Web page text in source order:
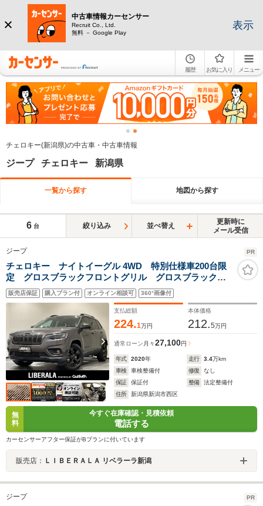
中古車情報カーセンサー
Recruit Co., Ltd.
無料 － Google Play
表示
履歴 お気に入り メニュー
チェロキー(新潟県)の中古車・中古車情報
ジープ チェロキー 新潟県
一覧から探す 地図から探す
6 台 絞り込み 並べ替え
更新時に
メール受信
ジープ PR
チェロキー ナイトイーグル 4WD 特別仕様車200台限
定 グロスブラックフロントグリル グロスブラックア
クセント付きフロントバンパー グロスブラックリアバ
ンパーディフレクター ACC BSM ETC ドラレコ
販売店保証 購入プラン付 オンライン相談可 360°画像付
支払総額
224.1万円
本体価格
212.5万円
通常ローン 月々27,100円
年式 2020年 走行 3.4万km
車検
車検整備付 修復
なし
保証
保証付 整備
法定整備付
住所
新潟県新潟市西区
無
料
今すぐ在庫確認・見積依頼
電話する
カーセンサーアフター保証がBプランに付いています
販売店： ＬＩＢＥＲＡＬＡ リベラーラ新潟
ジープ PR